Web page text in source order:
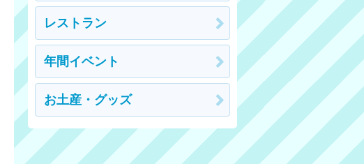
レストラン
年間イベント
お土産・グッズ